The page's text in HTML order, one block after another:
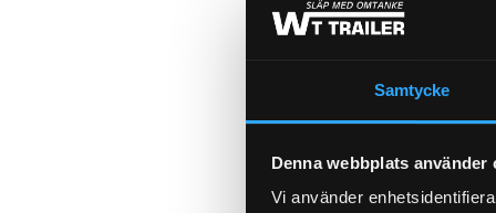
Samtycke
Denna webbplats använder
Vi använder
DIAMETER